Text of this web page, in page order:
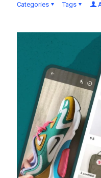
Categories Tags